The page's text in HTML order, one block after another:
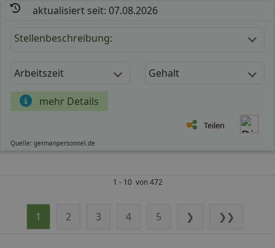
aktualisiert seit: 07.08.2026
Stellenbeschreibung:
Arbeitszeit Gehalt
mehr Details
Teilen
Quelle: germanpersonnel.de
1 - 10 von 472
1 2 3 4 5 ❯ ❯❯